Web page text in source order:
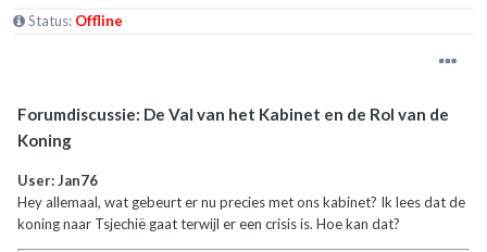
Status: Offline
Forumdiscussie: De Val van het Kabinet en de Rol van de
Koning
User: Jan76
Hey allemaal, wat gebeurt er nu precies met ons kabinet? Ik lees dat de
koning naar Tsjechië gaat terwijl er een crisis is. Hoe kan dat?